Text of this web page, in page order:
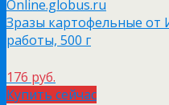
Online.globus.ru
Зразы картофельные от
работы, 500 г
176 руб.
Купить сейчас